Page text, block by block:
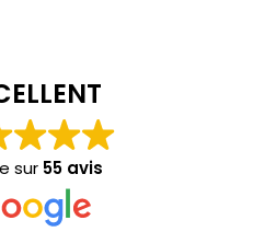
sur 55 avis